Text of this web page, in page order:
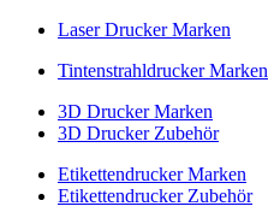
Laser Drucker Marken
Tintenstrahldrucker Marken
3D Drucker Marken
3D Drucker Zubehör
Etikettendrucker Marken
Etikettendrucker Zubehör